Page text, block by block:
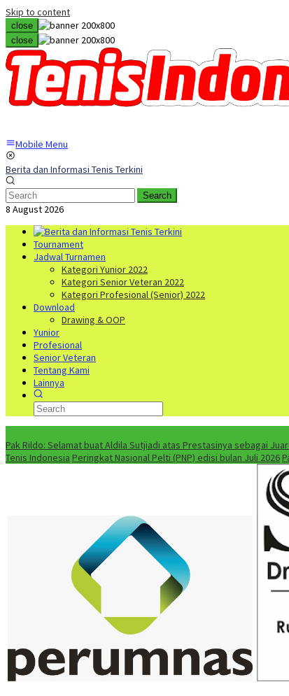
Skip to content
close
close
Mobile Menu
Berita dan Informasi Tenis Terkini
Search
8 August 2026
Tournament
Jadwal Turnamen
Kategori Yunior 2022
Kategori Senior Veteran 2022
Kategori Profesional (Senior) 2022
Download
Drawing & OOP
Yunior
Profesional
Senior Veteran
Tentang Kami
Lainnya
Pak Rildo: Selamat buat Aldila Sutjiadi atas Prestasinya sebagai
Tenis Indonesia Peringkat Nasional Pelti (PNP) edisi bulan Juli 2026